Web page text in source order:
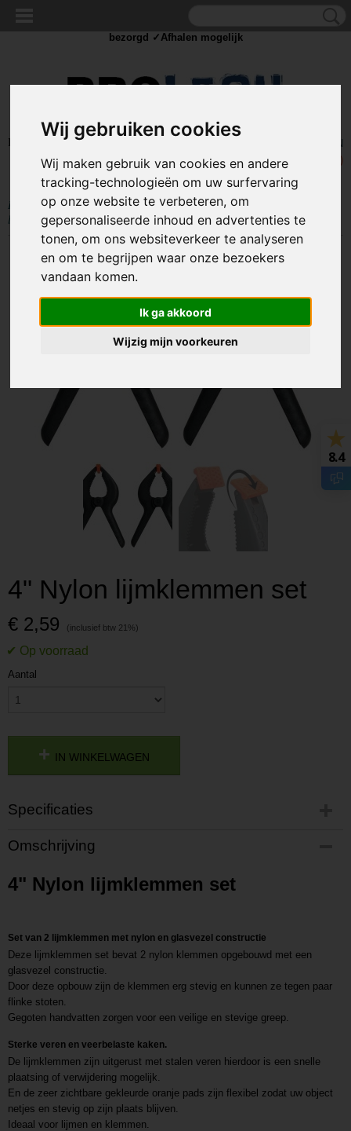
Wij gebruiken cookies
Wij maken gebruik van cookies en andere
tracking-technologieën om uw surfervaring
op onze website te verbeteren, om
gepersonaliseerde inhoud en advertenties te
tonen, om ons websiteverkeer te analyseren
en om te begrijpen waar onze bezoekers
vandaan komen.
Ik ga akkoord
Wijzig mijn voorkeuren
Inloggen Registreren
UW WINKELWAGEN
Geen producten
(0)
Home >GEREEDSCHAP>Lijmpistolen / klemmen>
lijmklemmen set
4" Nylon lijmklemmen set
€ 2,59
Aantal
IN WINKELWAGEN
Specificaties
Productcode
P201807111654
L201807111654
Omschrijving
4" Nylon lijmklemmen set
Set van 2 lijmklemmen met nylon en glasvezel constructie
Deze lijmklemmen set bevat 2 nylon klemmen opgebouwd met een
glasvezel constructie.
Door deze opbouw zijn de klemmen erg stevig en kunnen ze tegen paar
flinke stoten.
Gegoten handvatten zorgen voor een veilige en stevige greep.
Sterke veren en veerbelaste kaken.
De lijmklemmen zijn uitgerust met stalen veren hierdoor is een snelle
plaatsing of verwijdering mogelijk.
En de zeer zichtbare gekleurde oranje pads zijn flexibel zodat uw object
netjes en stevig op zijn plaats blijven.
Ideaal voor lijmen en klemmen.
bezorgd ✓Afhalen mogelijk
8.4